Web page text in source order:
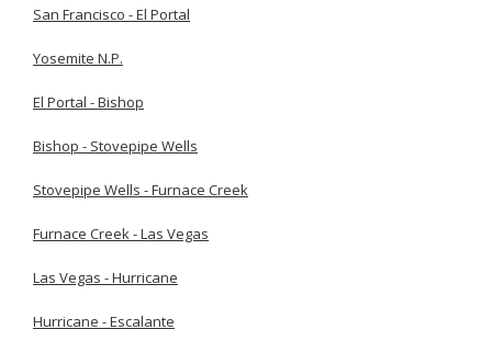
San Francisco - El Portal
Yosemite N.P.
El Portal - Bishop
Bishop - Stovepipe Wells
Stovepipe Wells - Furnace Creek
Furnace Creek - Las Vegas
Las Vegas - Hurricane
Hurricane - Escalante